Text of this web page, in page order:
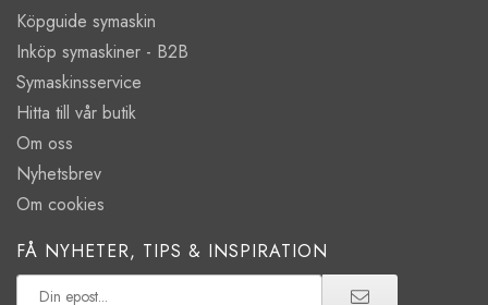
Köpguide symaskin
Inköp symaskiner - B2B
Symaskinsservice
Hitta till vår butik
Om oss
Nyhetsbrev
Om cookies
FÅ NYHETER, TIPS & INSPIRATION